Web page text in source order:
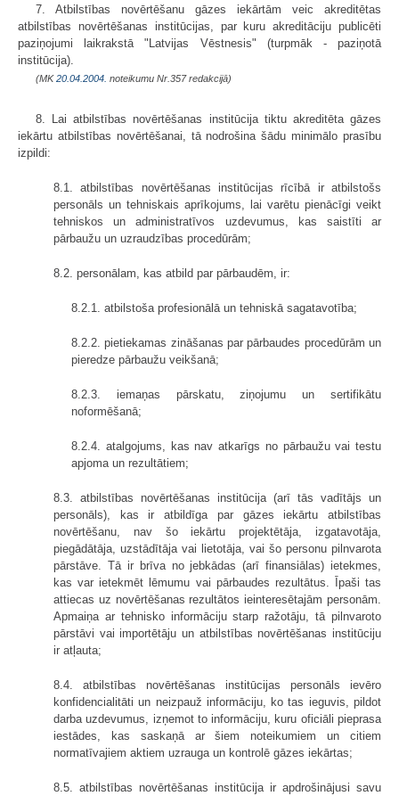
7. Atbilstības novērtēšanu gāzes iekārtām veic akreditētas
atbilstības novērtēšanas institūcijas, par kuru akreditāciju publicēti
paziņojumi laikrakstā "Latvijas Vēstnesis" (turpmāk - paziņotā
institūcija).
(MK20.04.2004. noteikumu Nr.357 redakcijā)
8. Lai atbilstības novērtēšanas institūcija tiktu akreditēta gāzes
iekārtu atbilstības novērtēšanai, tā nodrošina šādu minimālo prasību
izpildi:
8.1. atbilstības novērtēšanas institūcijas rīcībā ir atbilstošs
personāls un tehniskais aprīkojums, lai varētu pienācīgi veikt
tehniskos un administratīvos uzdevumus, kas saistīti ar
pārbaužu un uzraudzības procedūrām;
8.2. personālam, kas atbild par pārbaudēm, ir:
8.2.1. atbilstoša profesionālā un tehniskā sagatavotība;
8.2.2. pietiekamas zināšanas par pārbaudes procedūrām un
pieredze pārbaužu veikšanā;
8.2.3. iemaņas pārskatu, ziņojumu un sertifikātu
noformēšanā;
8.2.4. atalgojums, kas nav atkarīgs no pārbaužu vai testu
apjoma un rezultātiem;
8.3. atbilstības novērtēšanas institūcija (arī tās vadītājs un
personāls), kas ir atbildīga par gāzes iekārtu atbilstības
novērtēšanu, nav šo iekārtu projektētāja, izgatavotāja,
piegādātāja, uzstādītāja vai lietotāja, vai šo personu pilnvarota
pārstāve. Tā ir brīva no jebkādas (arī finansiālas) ietekmes,
kas var ietekmēt lēmumu vai pārbaudes rezultātus. Īpaši tas
attiecas uz novērtēšanas rezultātos ieinteresētajām personām.
Apmaiņa ar tehnisko informāciju starp ražotāju, tā pilnvaroto
pārstāvi vai importētāju un atbilstības novērtēšanas institūciju
ir atļauta;
8.4. atbilstības novērtēšanas institūcijas personāls ievēro
konfidencialitāti un neizpauž informāciju, ko tas ieguvis, pildot
darba uzdevumus, izņemot to informāciju, kuru oficiāli pieprasa
iestādes, kas saskaņā ar šiem noteikumiem un citiem
normatīvajiem aktiem uzrauga un kontrolē gāzes iekārtas;
8.5. atbilstības novērtēšanas institūcija ir apdrošinājusi savu